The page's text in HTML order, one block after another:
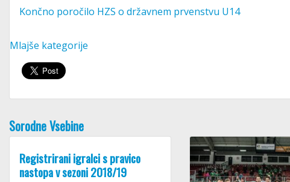
Končno poročilo HZS o državnem prvenstvu U14
Mlajše kategorije
Sorodne Vsebine
Registrirani igralci s pravico
nastopa v sezoni 2018/19